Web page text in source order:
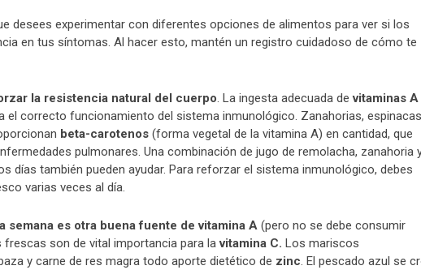
desees experimentar con diferentes opciones de alimentos para ver si los
en tus síntomas. Al hacer esto, mantén un registro cuidadoso de cómo te
la resistencia natural del cuerpo. La ingesta adecuada devitaminas A
el correcto funcionamiento del sistema inmunológico. Zanahorias,
beta-carotenos (forma vegetal de la vitamina A) en cantidad, que
pulmonares. Una combinación de jugo de remolacha, zanahoria
días también pueden ayudar. Para reforzar el sistema inmunológico, debes
varias veces al día.
semana es otra buena fuente de vitamina A (pero no se debe consumir
son de vital importancia para lavitamina C. Los mariscos
y carne de res magra todo aporte dietético de zinc. El pescado azul se